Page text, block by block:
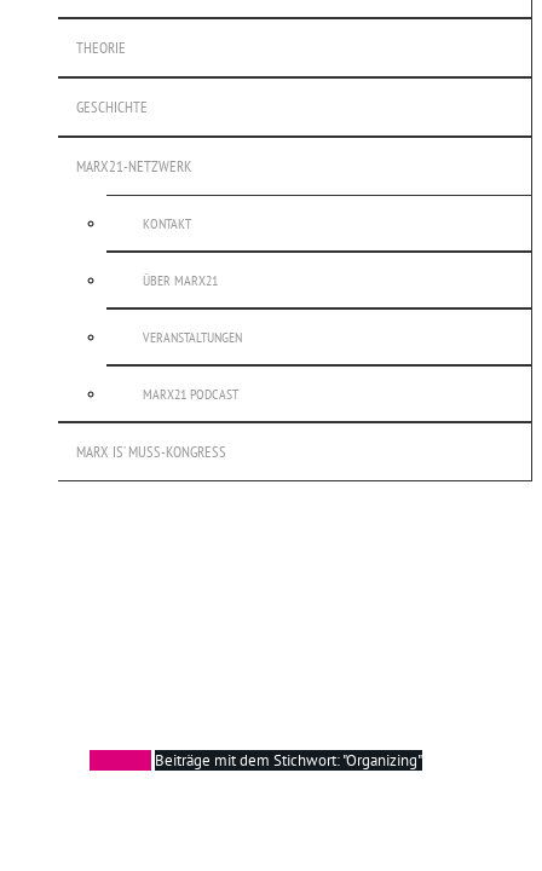
THEORIE
GESCHICHTE
MARX21-NETZWERK
KONTAKT
ÜBER MARX21
VERANSTALTUNGEN
MARX21 PODCAST
MARX IS’ MUSS-KONGRESS
Beiträge mit dem Stichwort: "Organizing"